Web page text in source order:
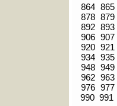
864 865
878 879
892 893
906 907
920 921
934 935
948 949
962 963
976 977
990 991